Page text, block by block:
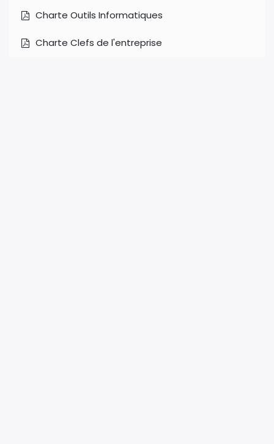
Charte Outils Informatiques
Charte Clefs de l'entreprise